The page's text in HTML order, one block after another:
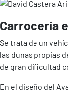
Carrocería
Se trata de un
las dunas propias
de gran dificultad
En el diseño del